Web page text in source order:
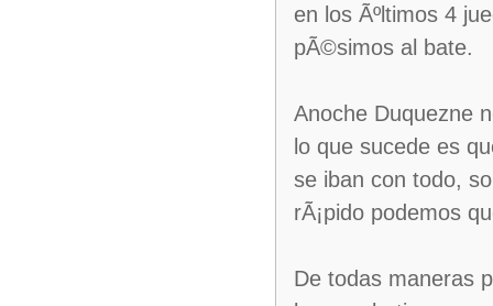
en los Ãºltimos 4
pÃ©simos al bate.
Anoche Duquezne
lo que sucede es
se iban con todo,
rÃ¡pido podemos
De todas maneras